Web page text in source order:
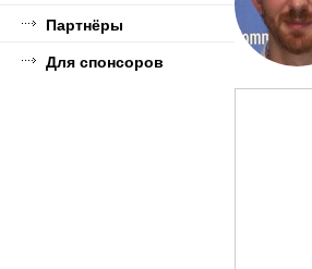
Партнёры
Для спонсоров